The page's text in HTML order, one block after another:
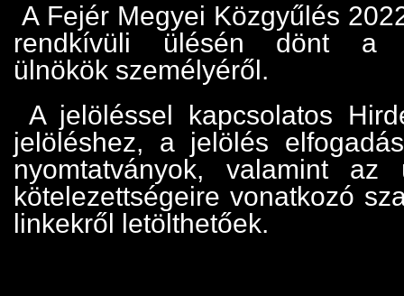
A Fejér Megyei Közgyűlés
rendkívüli ülésén dönt a
ülnökök személyéről.
A jelöléssel kapcsolatos
jelöléshez, a jelölés
nyomtatványok, valamint az
kötelezettségeire vonatkozó
linkekről letölthetőek.